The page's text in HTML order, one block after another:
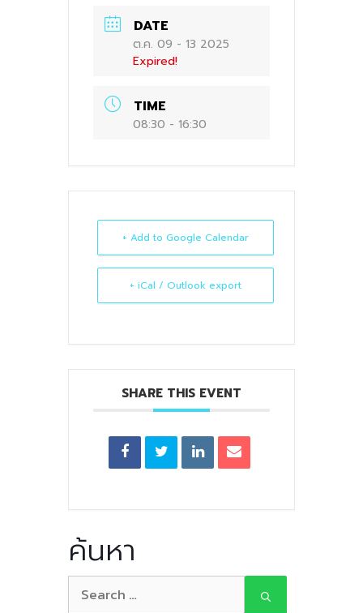
DATE
ต.ค. 09 - 13 2025
Expired!
TIME
08:30 - 16:30
+ Add to Google Calendar
+ iCal / Outlook export
SHARE THIS EVENT
ค้นหา